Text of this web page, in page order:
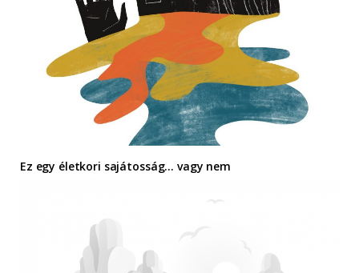
Ez egy életkori sajátosság… vagy nem